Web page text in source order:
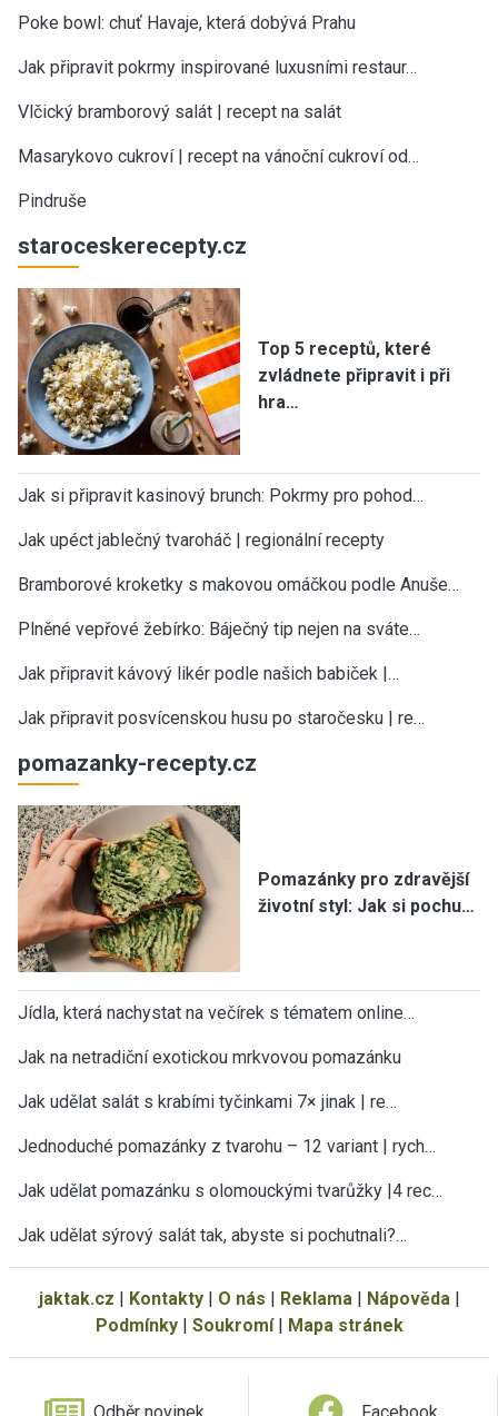
Poke bowl: chuť Havaje, která dobývá Prahu
Jak připravit pokrmy inspirované luxusními restaur…
Vlčický bramborový salát | recept na salát
Masarykovo cukroví | recept na vánoční cukroví od…
Pindruše
staroceskerecepty.cz
Top 5 receptů, které
zvládnete připravit i při
hra…
Jak si připravit kasinový brunch: Pokrmy pro pohod…
Jak upéct jablečný tvaroháč | regionální recepty
Bramborové kroketky s makovou omáčkou podle Anuše…
Plněné vepřové žebírko: Báječný tip nejen na sváte…
Jak připravit kávový likér podle našich babiček |…
Jak připravit posvícenskou husu po staročesku | re…
pomazanky-recepty.cz
Pomazánky pro zdravější
životní styl: Jak si pochu…
Jídla, která nachystat na večírek s tématem online…
Jak na netradiční exotickou mrkvovou pomazánku
Jak udělat salát s krabími tyčinkami 7× jinak | re…
Jednoduché pomazánky z tvarohu – 12 variant | rych…
Jak udělat pomazánku s olomouckými tvarůžky |4 rec…
Jak udělat sýrový salát tak, abyste si pochutnali?…
jaktak.cz | Kontakty| O nás | Reklama| Nápověda|
Podmínky| Soukromí| Mapa stránek